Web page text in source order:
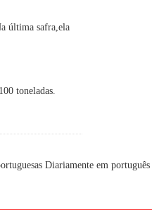
última safra,ela
toneladas.
Diariamente em português